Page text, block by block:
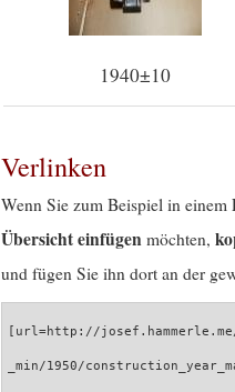
1940±10
Verlinken
Wenn Sie zum Beispiel in
Übersicht einfügen möchten,
und fügen Sie ihn dort an der
[url=http://
_min/1950/